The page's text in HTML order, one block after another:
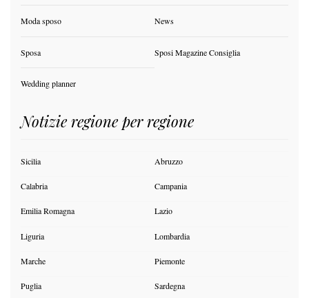
Moda sposo News
Sposa Sposi Magazine Consiglia
Wedding planner
Notizie regione per regione
Sicilia Abruzzo
Calabria Campania
Emilia Romagna Lazio
Liguria Lombardia
Marche Piemonte
Puglia Sardegna